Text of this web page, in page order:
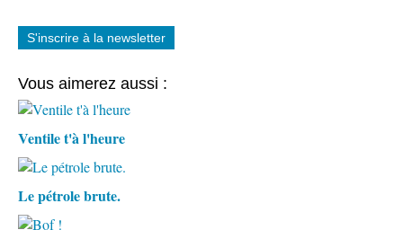
S'inscrire à la newsletter
Vous aimerez aussi :
Ventile t'à l'heure
Le pétrole brute.